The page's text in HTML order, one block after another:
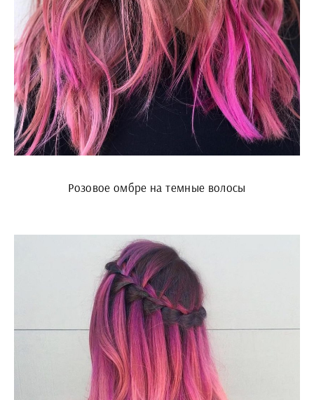
Розовое омбре на темные волосы